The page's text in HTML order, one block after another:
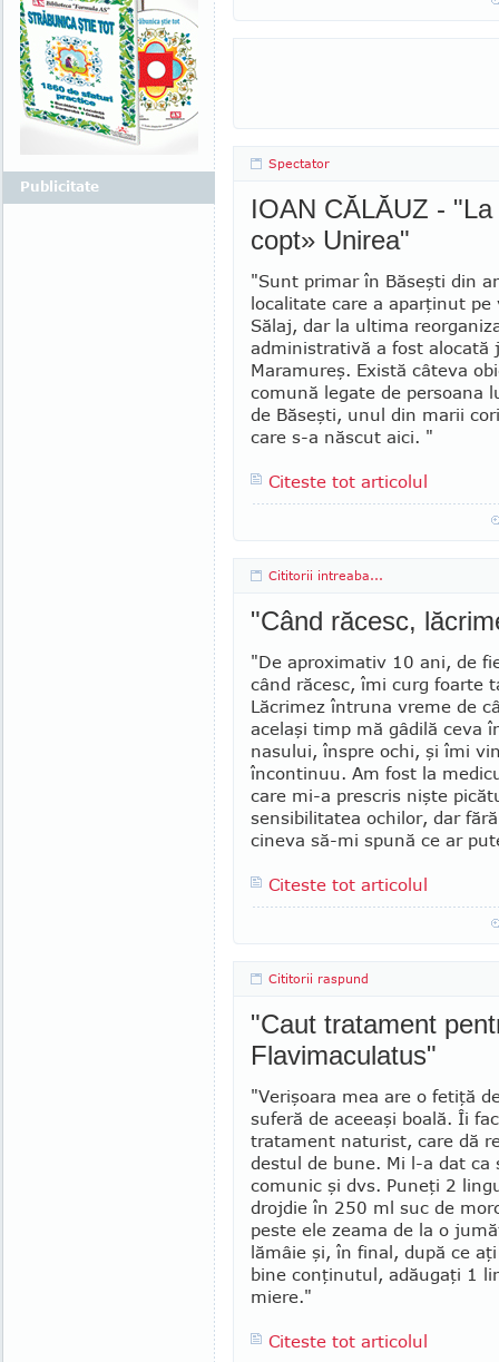
Spectator
IOAN CĂLĂUZ -
copt» Unirea"
"Sunt primar în Băseşti din
lo­calitate care a aparţinut pe
Sălaj, dar la ultima
administrativă a fost alocată
Maramureş. Există câteva
comună legate de persoana
de Băseşti, unul din marii
care s-a născut aici. "
Citeste tot articolul
Cititorii intreaba...
"Când răcesc,
"De aproximativ 10 ani, de
când răcesc, îmi curg foarte
Lăcrimez în­truna vreme de
acelaşi timp mă gâdilă ceva
nasului, înspre ochi, şi îmi
în­continuu. Am fost la
care mi-a prescris nişte
sensibilitatea ochilor, dar
cineva să-mi spună ce ar
Citeste tot articolul
Cititorii raspund
"Caut tratament
Flavimaculatus"
"Verişoara mea are o fetiţă
suferă de aceeaşi boală. Îi
tratament naturist, care dă
destul de bune. Mi l-a dat ca
comunic şi dvs. Puneţi 2
drojdie în 250 ml suc de
peste ele zeama de la o
lămâie şi, în final, după ce
bine conţinutul, adăugaţi 1
miere."
Citeste tot articolul
Publicitate